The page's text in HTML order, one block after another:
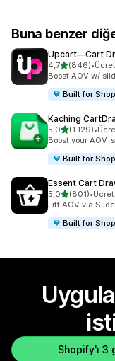
Buna benzer
Upcart—Cart
4,75 yıldız
(846)
toplam 846•
Boost AOV w/
Built for
Kaching
5,05 yıldız
(1.129)
toplam 1129•
Boost your AOV:
Built for
Essent Cart
5,05 yıldız
(801)
toplam 801 •
Lift AOV via
Built for
Shopify'ı 3